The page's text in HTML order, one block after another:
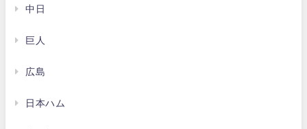
中日
巨人
広島
日本ハム